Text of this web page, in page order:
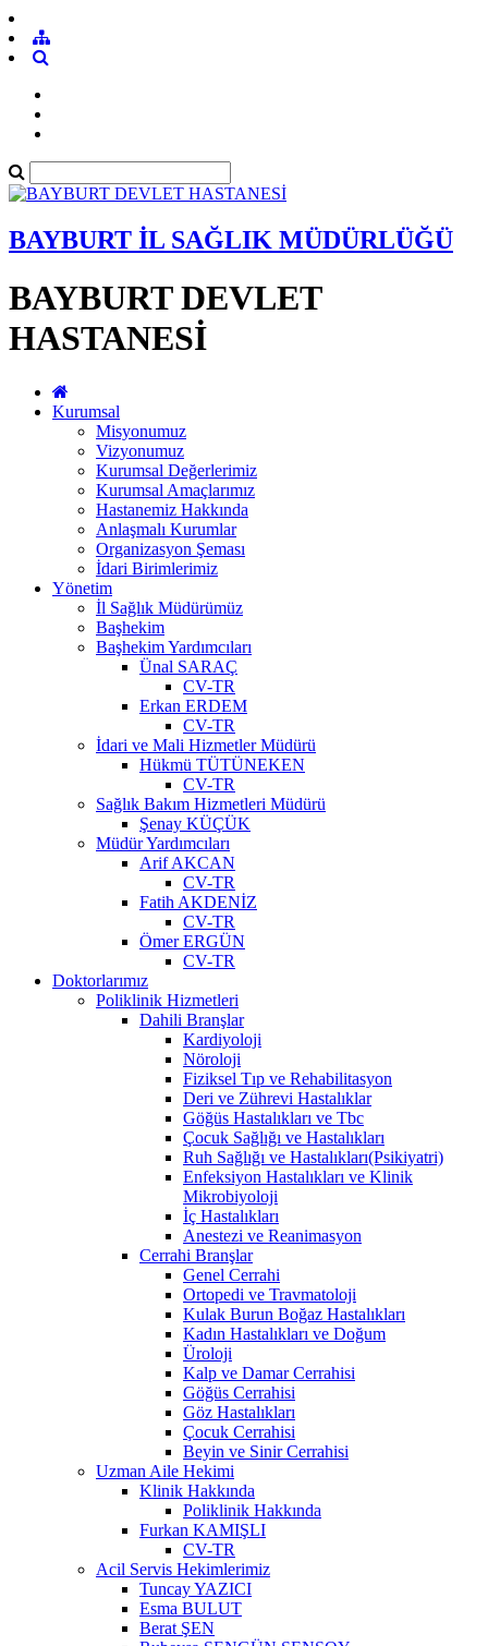
BAYBURT İL SAĞLIK MÜDÜRLÜĞÜ
BAYBURT DEVLET
HASTANESİ
Kurumsal
Misyonumuz
Vizyonumuz
Kurumsal Değerlerimiz
Kurumsal Amaçlarımız
Hastanemiz Hakkında
Anlaşmalı Kurumlar
Organizasyon Şeması
İdari Birimlerimiz
Yönetim
İl Sağlık Müdürümüz
Başhekim
Başhekim Yardımcıları
Ünal SARAÇ
CV-TR
Erkan ERDEM
CV-TR
İdari ve Mali Hizmetler Müdürü
Hükmü TÜTÜNEKEN
CV-TR
Sağlık Bakım Hizmetleri Müdürü
Şenay KÜÇÜK
Müdür Yardımcıları
Arif AKCAN
CV-TR
Fatih AKDENİZ
CV-TR
Ömer ERGÜN
CV-TR
Doktorlarımız
Poliklinik Hizmetleri
Dahili Branşlar
Kardiyoloji
Nöroloji
Fiziksel Tıp ve Rehabilitasyon
Deri ve Zührevi Hastalıklar
Göğüs Hastalıkları ve Tbc
Çocuk Sağlığı ve Hastalıkları
Ruh Sağlığı ve Hastalıkları(Psikiyatri)
Enfeksiyon Hastalıkları ve Klinik
Mikrobiyoloji
İç Hastalıkları
Anestezi ve Reanimasyon
Cerrahi Branşlar
Genel Cerrahi
Ortopedi ve Travmatoloji
Kulak Burun Boğaz Hastalıkları
Kadın Hastalıkları ve Doğum
Üroloji
Kalp ve Damar Cerrahisi
Göğüs Cerrahisi
Göz Hastalıkları
Çocuk Cerrahisi
Beyin ve Sinir Cerrahisi
Uzman Aile Hekimi
Klinik Hakkında
Poliklinik Hakkında
Furkan KAMIŞLI
CV-TR
Acil Servis Hekimlerimiz
Tuncay YAZICI
Esma BULUT
Berat ŞEN